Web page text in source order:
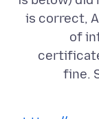
is correct,
of
fine.